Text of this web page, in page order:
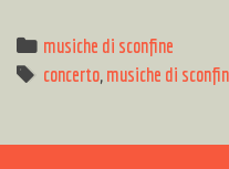
Categories
musiche di sconfine
Tags
concerto,musiche di